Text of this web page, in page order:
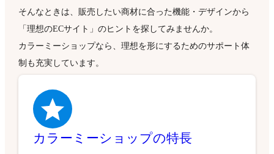
そんなときは、販売したい商材に合った機能・デザインから
「理想のECサイト」のヒントを探してみませんか。
カラーミーショップなら、理想を形にするためのサポート体
制も充実しています。
カラーミーショップの特長